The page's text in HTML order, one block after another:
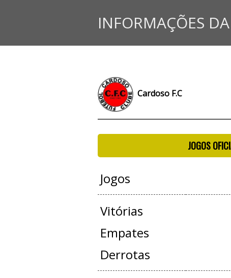
INFORMAÇÕES
Cardoso F.C
JOGOS
Jogos
Vitórias
Empates
Derrotas